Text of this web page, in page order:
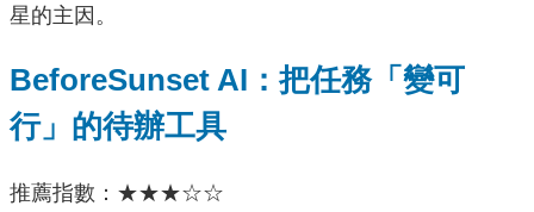
星的主因。
BeforeSunset AI：把任務「變可
行」的待辦工具
推薦指數：★★★☆☆